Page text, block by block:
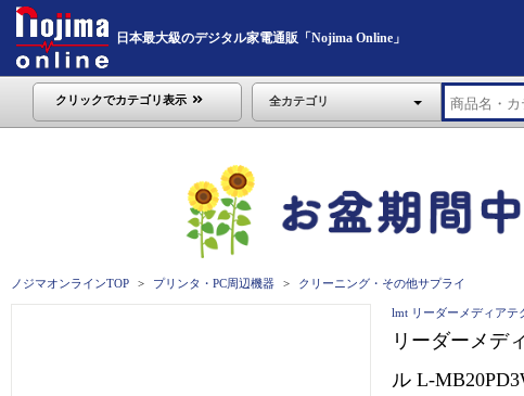
日本最大級のデジタル家電通販「Nojima Online」
クリックでカテゴリ表示 全カテゴリ
ノジマオンラインTOP プリンタ・PC周辺機器 クリーニング・その他サプライ
lmt リーダーメディアテ
リーダーメデ
ル L-